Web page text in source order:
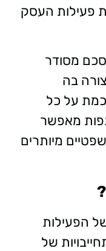
פעילות העסק
מסודר
בה
על כל
מאפשר
מיותרים
הפעילות
של